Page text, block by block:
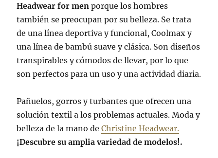
Headwear for men porque los hombres
también se preocupan por su belleza. Se trata
de una línea deportiva y funcional, Coolmax y
una línea de bambú suave y clásica. Son diseños
transpirables y cómodos de llevar, por lo que
son perfectos para un uso y una actividad diaria.
Pañuelos, gorros y turbantes que ofrecen una
solución textil a los problemas actuales. Moda y
belleza de la mano deChristine Headwear.
¡Descubre su amplia variedad de modelos!.